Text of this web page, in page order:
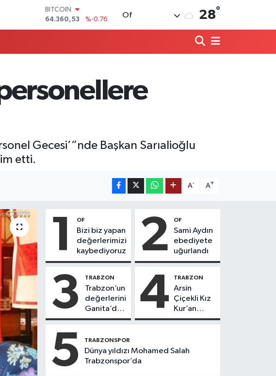
64.360,53
DOLAR
47,7069
%0.17
6574.81
%1.44
BİST100
Of 28°
Gecesi’”nde Başkan Sarıalioğlu
etti.
A- A+
1 OF
Bizi biz yapan
değerlerimizi
kaybediyoruz
2 OF
Sami Aydın
ebediyete
uğurlandı
3 TRABZON
Trabzon’un
değerlerini
Ganita’da
yaşatıyoruz
4 TRABZON
Arsin
Çiçekli Kız
Kur’an
Kursu’nda
5 TRABZONSPOR
Dünya yıldızı Mohamed Salah
Trabzonspor’da